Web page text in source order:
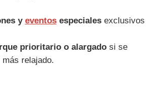
y eventosespecialesexclusivos
prioritario o alargadosi se
relajado.